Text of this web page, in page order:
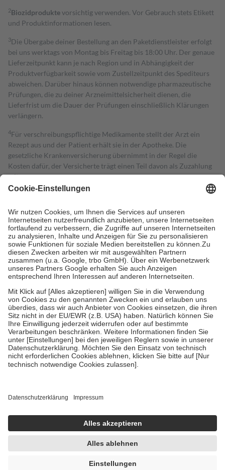
2Biozidproduktevorsichtig verwenden. Vor Gebrauch stets Etikett
und Produktinformationen lesen.
3Die Übergabe deiner Bestellung an den Paketdienstleister erfolgt
bei uns werktags von Montag bis Freitag bis 18:00 Uhr. Der genaue
Lieferzeitpunkt kann je nach Region und in Abhängigkeit der
Produktverfügbarkeit sowie vom Zustellzeitpunkt des Spediteurs
abweichen. Darüber hinaus können notwendige pharmazeutische
Prüfungen, die zu deiner Arzneimittelsicherheit dienen, die
Lieferfrist um die Dauer der Prüfungen einschließlich Klärungen
verlängern.
4Für verschreibungspflichtige Medikamente stellt der Arzt ein
Rezept aus und der Patient erhält sie in der Apotheke. Die
gesetzliche Krankenversicherung übernimmt in der Regel die
Kosten dafür, der Versicherte trägt einen Teil davon als Zuzahlung
mit.
Grundsätzlich leisten Mitglieder Zuzahlungen in Höhe von zehn
höchstens zehn Euro.
Es sind jedoch nie mehr als die tatsächlichen
Kosten der Leistung zu entrichten.
Diese Regeln gelten grundsätzlich auch für Online-Apotheken.
Bei Heilmitteln und häuslicher Krankenpflege beträgt die
Zuzahlung zehn Prozent der Kosten sowie zehn Euro je
Verordnung.
Um das Engagement der Versicherten für ihre eigene Gesundheit zu
stärken und die besondere Stellung der Familie zu unterstützen,
fallenkeine Zuzahlungenan bei:
• Kindern und Jugendlichen bis zum vollendeten 18. Lebensjahr
mit Ausnahme der Fahrkosten
• Untersuchungen zur Vorsorge und Früherkennung, die von der
GKV getragen werden
• empfohlenen Schutzimpfungen
• Harn- und Blutteststreifen
getroffen, um sicherzustellen, dass es sich um echte Bewertungen
https://help.etrusted.com/hc/de/articles/4419944605341
Einige Bilder und Inhalte wurden unter Zuhilfenahme künstlicher